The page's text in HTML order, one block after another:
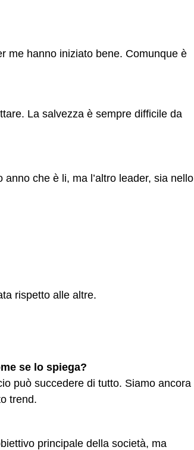
me hanno iniziato bene. Comunque è
La salvezza è sempre difficile da
che è li, ma l’altro leader, sia nello
rispetto alle altre.
se lo spiega?
può succedere di tutto. Siamo ancora
trend.
principale della società, ma